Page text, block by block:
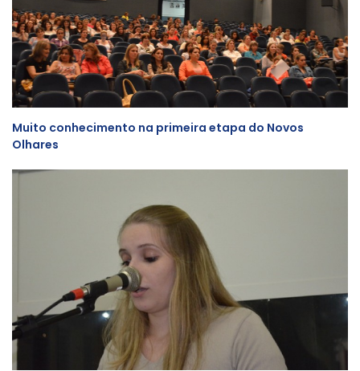
Muito conhecimento na primeira etapa do Novos
Olhares